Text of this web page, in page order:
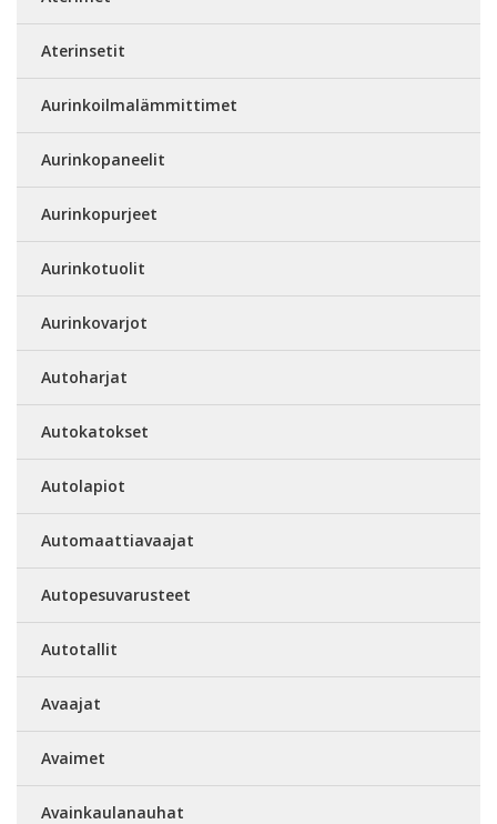
Aterinsetit
Aurinkoilmalämmittimet
Aurinkopaneelit
Aurinkopurjeet
Aurinkotuolit
Aurinkovarjot
Autoharjat
Autokatokset
Autolapiot
Automaattiavaajat
Autopesuvarusteet
Autotallit
Avaajat
Avaimet
Avainkaulanauhat